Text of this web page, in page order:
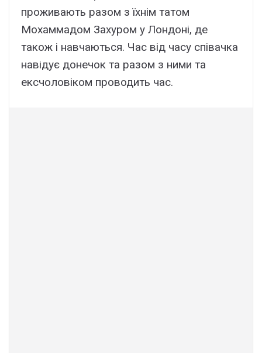
проживають разом з їхнім татом
Мохаммадом Захуром у Лондоні, де
також і навчаються. Час від часу співачка
навідує донечок та разом з ними та
ексчоловіком проводить час.